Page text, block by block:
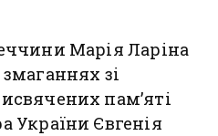
Марія Ларіна
зі
пам’яті
України Євгенія